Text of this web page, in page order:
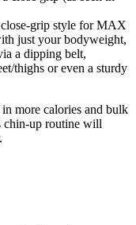
grip style for MAX
just your bodyweight,
a dipping belt,
thighs or even a sturdy
more calories and bulk
chin-up routine will